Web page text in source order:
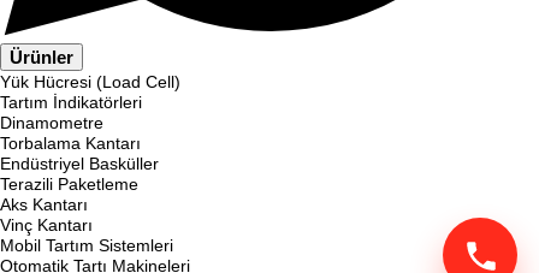
Ürünler
Yük Hücresi (Load Cell)
Tartım İndikatörleri
Dinamometre
Torbalama Kantarı
Endüstriyel Basküller
Terazili Paketleme
Aks Kantarı
Vinç Kantarı
Mobil Tartım Sistemleri
Otomatik Tartı Makineleri